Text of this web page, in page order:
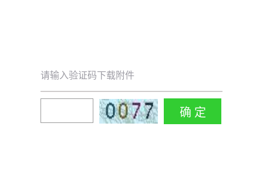
请输入验证码下载附件